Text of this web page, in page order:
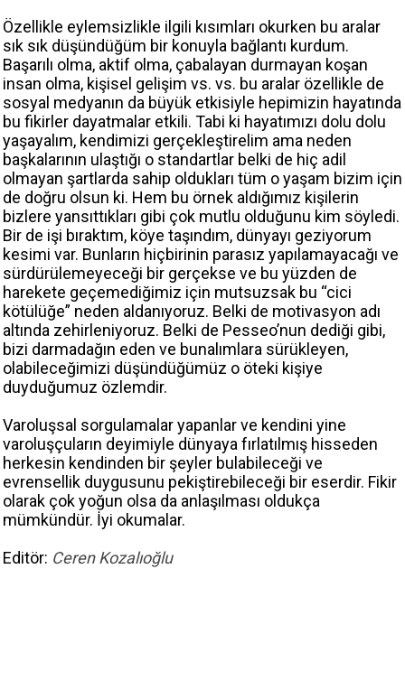
Özellikle eylemsizlikle ilgili kısımları okurken bu aralar
sık sık düşündüğüm bir konuyla bağlantı kurdum.
Başarılı olma, aktif olma, çabalayan durmayan koşan
insan olma, kişisel gelişim vs. vs. bu aralar özellikle de
sosyal medyanın da büyük etkisiyle hepimizin hayatında
bu fikirler dayatmalar etkili. Tabi ki hayatımızı dolu dolu
yaşayalım, kendimizi gerçekleştirelim ama neden
başkalarının ulaştığı o standartlar belki de hiç adil
olmayan şartlarda sahip oldukları tüm o yaşam bizim için
de doğru olsun ki. Hem bu örnek aldığımız kişilerin
bizlere yansıttıkları gibi çok mutlu olduğunu kim söyledi.
Bir de işi bıraktım, köye taşındım, dünyayı geziyorum
kesimi var. Bunların hiçbirinin parasız yapılamayacağı ve
sürdürülemeyeceği bir gerçekse ve bu yüzden de
harekete geçemediğimiz için mutsuzsak bu “cici
kötülüğe” neden aldanıyoruz. Belki de motivasyon adı
altında zehirleniyoruz. Belki de Pesseo’nun dediği gibi,
bizi darmadağın eden ve bunalımlara sürükleyen,
olabileceğimizi düşündüğümüz o öteki kişiye
duyduğumuz özlemdir.
Varoluşsal sorgulamalar yapanlar ve kendini yine
varoluşçuların deyimiyle dünyaya fırlatılmış hisseden
herkesin kendinden bir şeyler bulabileceği ve
evrensellik duygusunu pekiştirebileceği bir eserdir. Fikir
olarak çok yoğun olsa da anlaşılması oldukça
mümkündür. İyi okumalar.
Editör: Ceren Kozalıoğlu